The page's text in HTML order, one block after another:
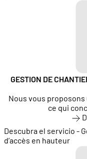
GESTION DE
Nous vous
ce qui
Descubra el servicio -
d’accès en hauteur